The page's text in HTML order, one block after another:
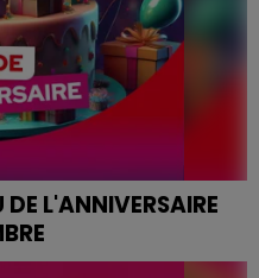
L'ANNIVERSAIRE
19 NOVEMBRE